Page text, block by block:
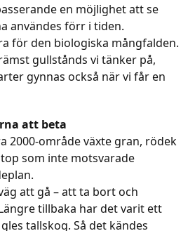
en möjlighet att se
användes förr i tiden.
för den biologiska mångfalden.
gullstånds vi tänker på,
gynnas också när vi får en
att beta
2000-område växte gran, rödek
som inte motsvarade
att gå – att ta bort och
tillbaka har det varit ett
tallskog. Så det kändes